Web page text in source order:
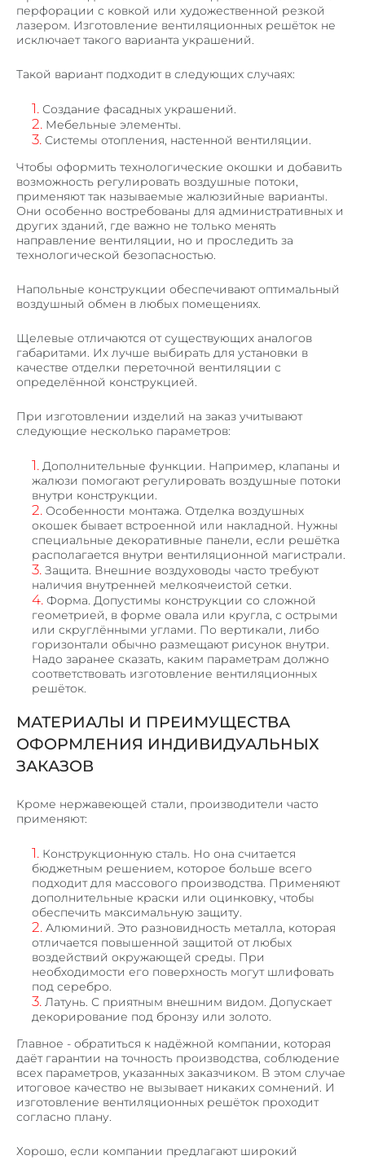
перфорации с ковкой или художественной резкой
лазером. Изготовление вентиляционных решёток не
исключает такого варианта украшений.
Такой вариант подходит в следующих случаях:
Создание фасадных украшений.
Мебельные элементы.
Системы отопления, настенной вентиляции.
Чтобы оформить технологические окошки и добавить
возможность регулировать воздушные потоки,
применяют так называемые жалюзийные варианты.
Они особенно востребованы для административных и
других зданий, где важно не только менять
направление вентиляции, но и проследить за
технологической безопасностью.
Напольные конструкции обеспечивают оптимальный
воздушный обмен в любых помещениях.
Щелевые отличаются от существующих аналогов
габаритами. Их лучше выбирать для установки в
качестве отделки переточной вентиляции с
определённой конструкцией.
При изготовлении изделий на заказ учитывают
следующие несколько параметров:
Дополнительные функции. Например, клапаны и
жалюзи помогают регулировать воздушные потоки
внутри конструкции.
Особенности монтажа. Отделка воздушных
окошек бывает встроенной или накладной. Нужны
специальные декоративные панели, если решётка
располагается внутри вентиляционной магистрали.
Защита. Внешние воздуховоды часто требуют
наличия внутренней мелкоячеистой сетки.
Форма. Допустимы конструкции со сложной
геометрией, в форме овала или кругла, с острыми
или скруглёнными углами. По вертикали, либо
горизонтали обычно размещают рисунок внутри.
Надо заранее сказать, каким параметрам должно
соответствовать изготовление вентиляционных
решёток.
МАТЕРИАЛЫ И ПРЕИМУЩЕСТВА
ОФОРМЛЕНИЯ ИНДИВИДУАЛЬНЫХ
ЗАКАЗОВ
Кроме нержавеющей стали, производители часто
применяют:
Конструкционную сталь. Но она считается
бюджетным решением, которое больше всего
подходит для массового производства. Применяют
дополнительные краски или оцинковку, чтобы
обеспечить максимальную защиту.
Алюминий. Это разновидность металла, которая
отличается повышенной защитой от любых
воздействий окружающей среды. При
необходимости его поверхность могут шлифовать
под серебро.
Латунь. С приятным внешним видом. Допускает
декорирование под бронзу или золото.
Главное - обратиться к надёжной компании, которая
даёт гарантии на точность производства, соблюдение
всех параметров, указанных заказчиком. В этом случае
итоговое качество не вызывает никаких сомнений. И
изготовление вентиляционных решёток проходит
согласно плану.
Хорошо, если компании предлагают широкий